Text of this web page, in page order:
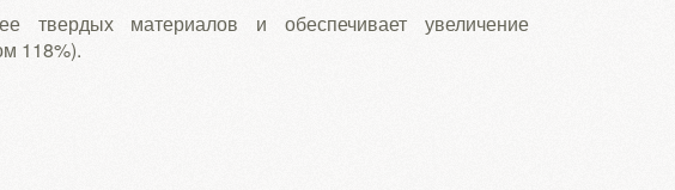
твердых материалов и обеспечивает увеличение
118%).